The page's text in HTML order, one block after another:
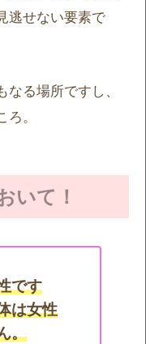
逃せない要素で
る場所ですし、
。
いて！
です
は女性
。